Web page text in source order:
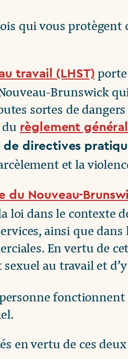
qui vous protègent
travail (LHST)
Brunswick
sortes de
règlement général
de directives
et la
du Nouveau-
dans le contexte
ainsi que dans
En vertu de
au travail et d’y
en vertu de ces